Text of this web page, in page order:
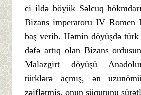
ci ildə böyük Səlcuq
Bizans imperatoru IV Romen
baş verib. Həmin döyüşdə türk
dəfə artıq olan Bizans
Malazgirt döyüşü
türklərə açmış, ən
zəiflətmiş, onun süqutunu